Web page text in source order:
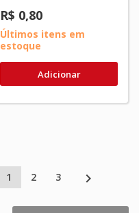
R$ 0,80
Últimos itens em
estoque
Adicionar
1 2 3 